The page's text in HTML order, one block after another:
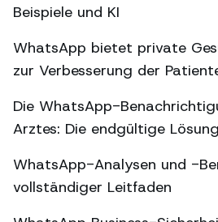
Beispiele und KI
WhatsApp bietet private
zur Verbesserung der
Die WhatsApp-
Arztes: Die endgültige Lösung
WhatsApp-Analysen und -
vollständiger Leitfaden